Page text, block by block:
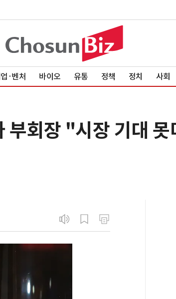
·벤처 바이오 유통 정책 정치 사회
부회장 "시장 기대